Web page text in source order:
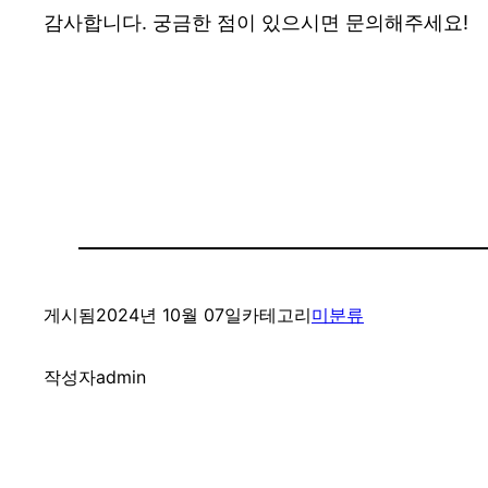
감사합니다. 궁금한 점이 있으시면 문의해주세요!
게시됨2024년 10월 07일카테고리미분류
작성자admin